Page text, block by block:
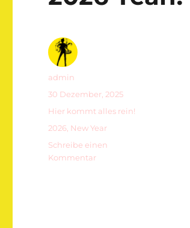
Autor
admin
Veröffentlicht
am
30 Dezember, 2025
Kategorien
Hier kommt alles rein!
Schlagwörter
2026 New Year
Schreibe einen
Kommentarzu